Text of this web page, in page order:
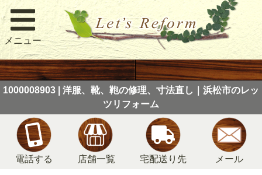
メニュー
1000008903 | 洋服、靴、鞄の修理、寸法直し｜浜松市のレッ
ツリフォーム
電話する 店舗一覧 宅配送り先 メール